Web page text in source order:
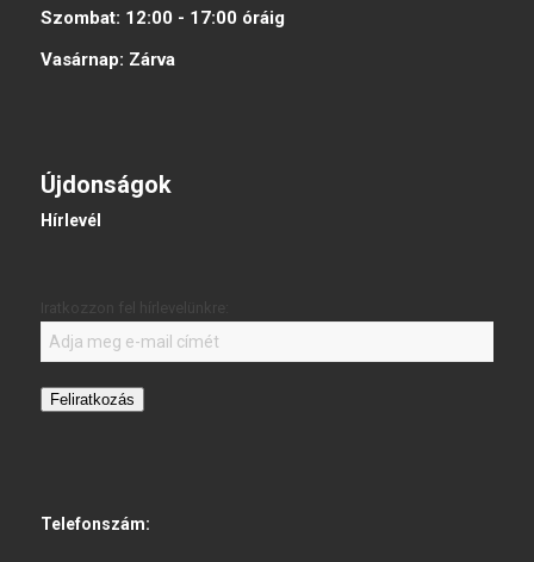
Szombat: 12:00 - 17:00 óráig
Vasárnap: Zárva
Újdonságok
Hírlevél
Feliratkozás
Telefonszám: